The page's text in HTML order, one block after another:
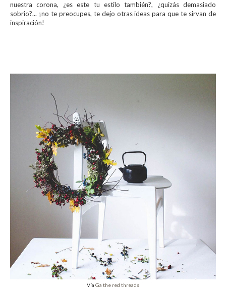
nuestra corona, ¿es este tu estilo también?, ¿quizás demasiado
sobrio?... ¡no te preocupes, te dejo otras ideas para que te sirvan de
inspiración!
Vía Ga the red threads